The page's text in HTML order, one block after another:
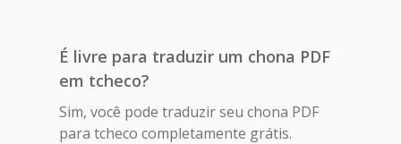
É livre para traduzir um chona PDF
em tcheco?
Sim, você pode traduzir seu chona PDF
para tcheco completamente grátis.